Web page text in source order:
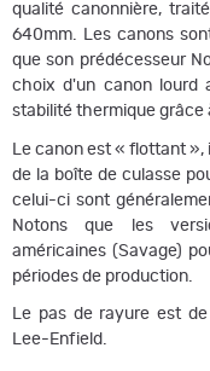
qualité canonnière,
640mm. Les canons
que son prédécesseur
choix d'un canon lourd
stabilité thermique grâce
Le canon est « flottant
de la boîte de culasse
celui-ci sont
Notons que les
américaines (Savage)
périodes de production.
Le pas de rayure est
Lee-Enfield.